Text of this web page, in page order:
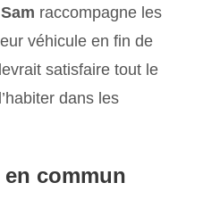
raccompagne les
véhicule en fin de
satisfaire tout le
dans les
commun